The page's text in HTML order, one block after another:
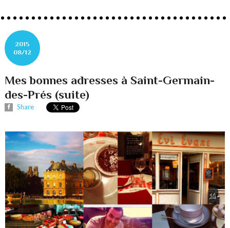
2015
08/12
Mes bonnes adresses à Saint-Germain-
des-Prés (suite)
Share